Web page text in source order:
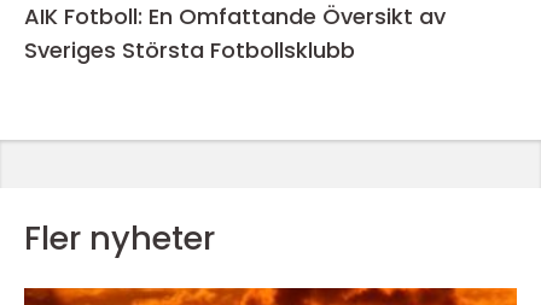
AIK Fotboll: En Omfattande Översikt av
Sveriges Största Fotbollsklubb
Fler nyheter